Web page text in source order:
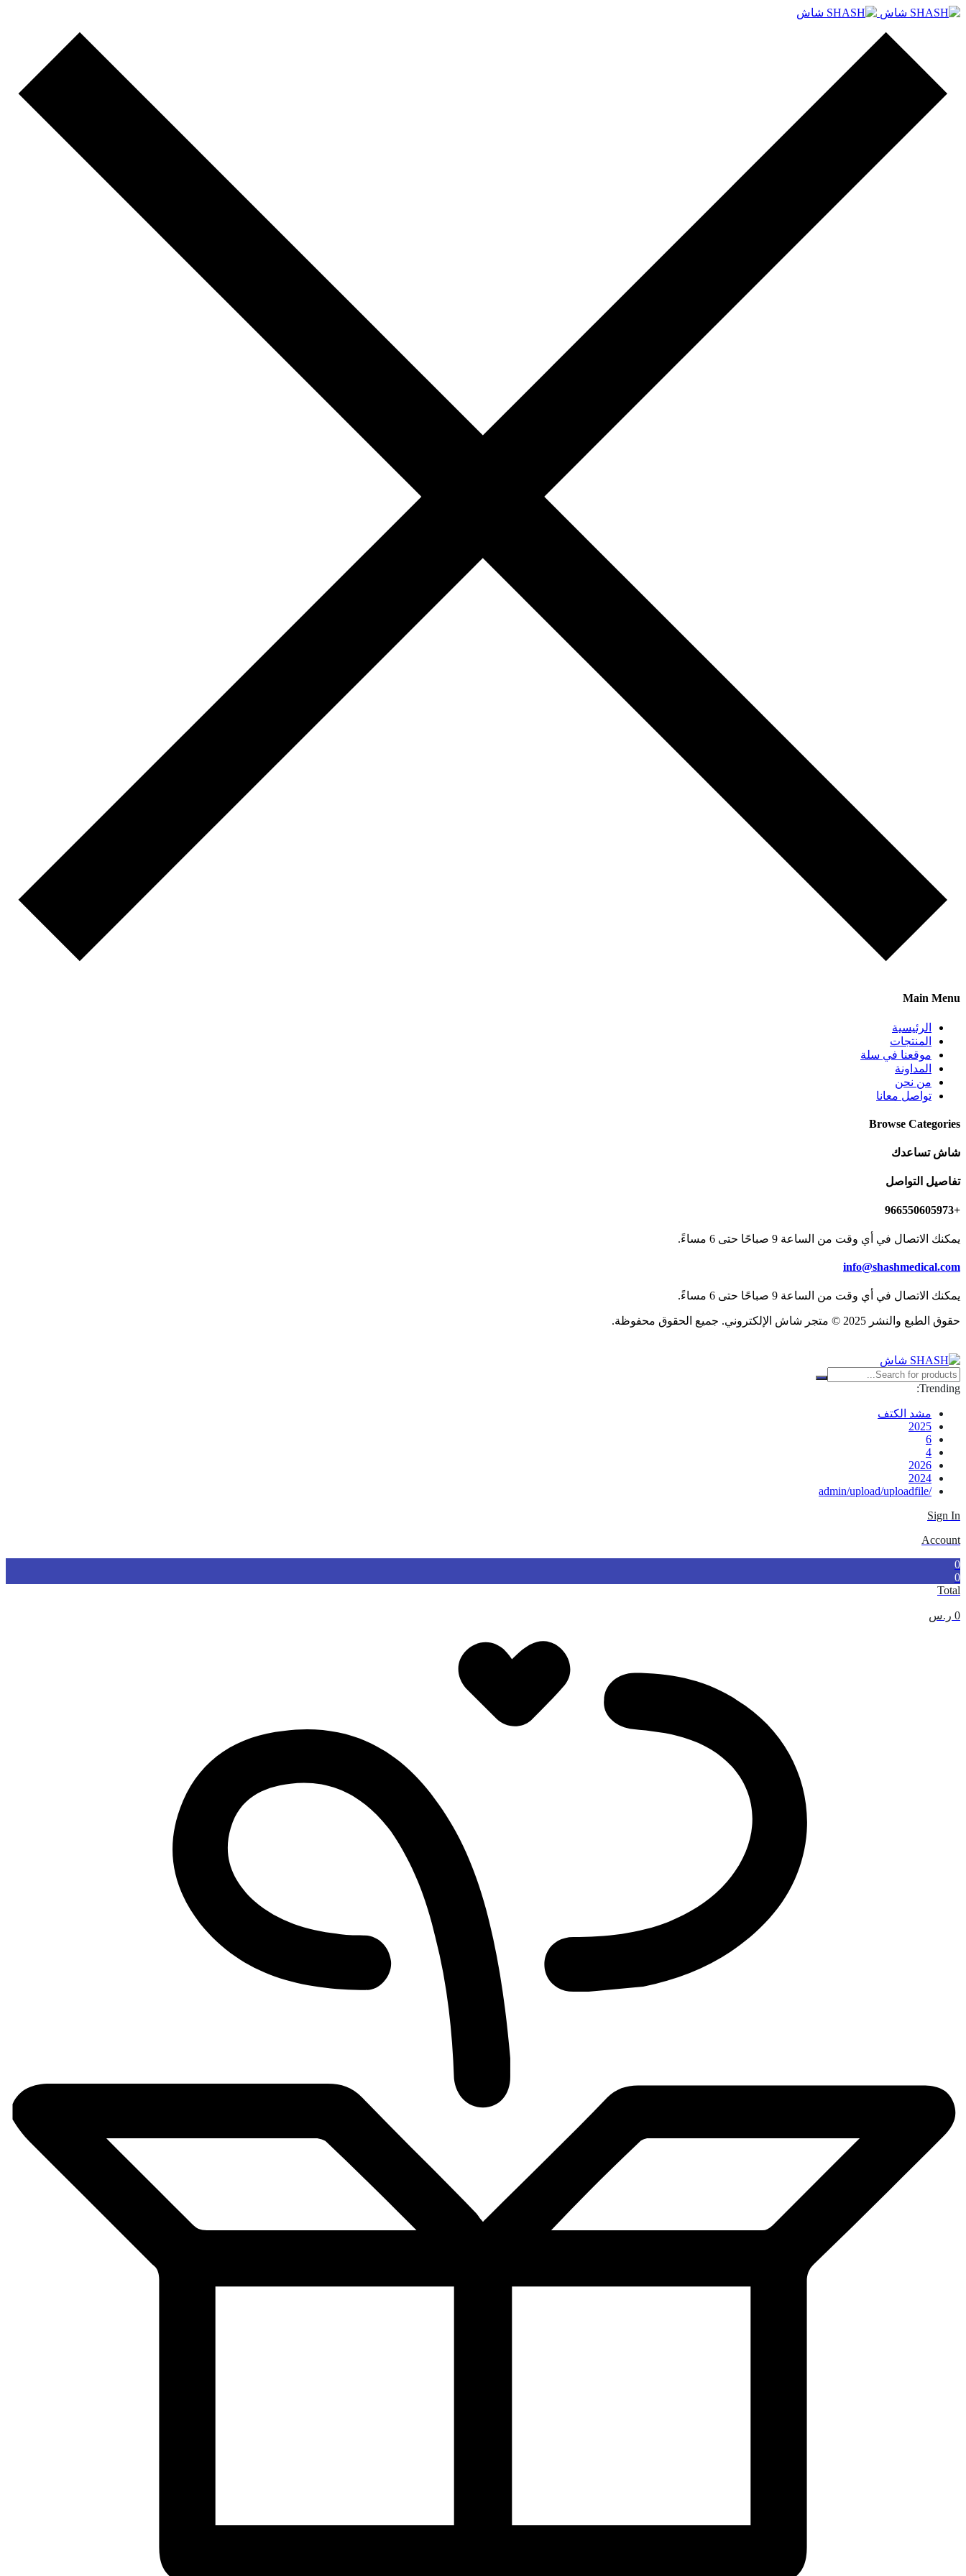
Main Menu
الرئيسية
المنتجات
موقعنا في سلة
المداونة
من نحن
تواصل معانا
Browse Categories
شاش تساعدك
تفاصيل التواصل
+966550605973
يمكنك الاتصال في أي وقت من الساعة 9 صباحًا حتى 6 مساءً.
info@shashmedical.com
يمكنك الاتصال في أي وقت من الساعة 9 صباحًا حتى 6 مساءً.
حقوق الطبع والنشر 2025 © متجر شاش الإلكتروني. جميع الحقوق محفوظة.
Trending:
مشد الكتف
2025
6
4
2026
2024
/admin/upload/uploadfile
Sign In
Account
0
0
Total
0 ر.س